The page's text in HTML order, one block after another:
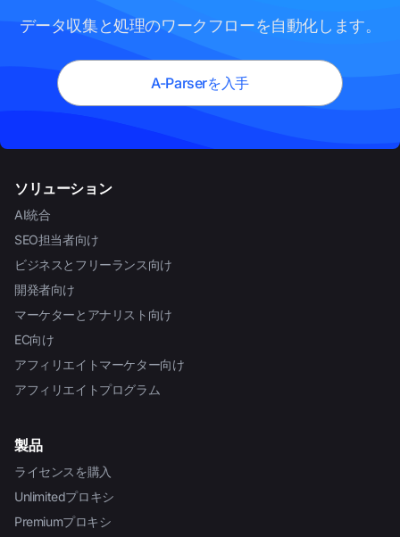
データ収集と処理のワークフローを自動化します。
A-Parserを入手
ソリューション
AI統合
SEO担当者向け
ビジネスとフリーランス向け
開発者向け
マーケターとアナリスト向け
EC向け
アフィリエイトマーケター向け
アフィリエイトプログラム
製品
ライセンスを購入
Unlimitedプロキシ
Premiumプロキシ